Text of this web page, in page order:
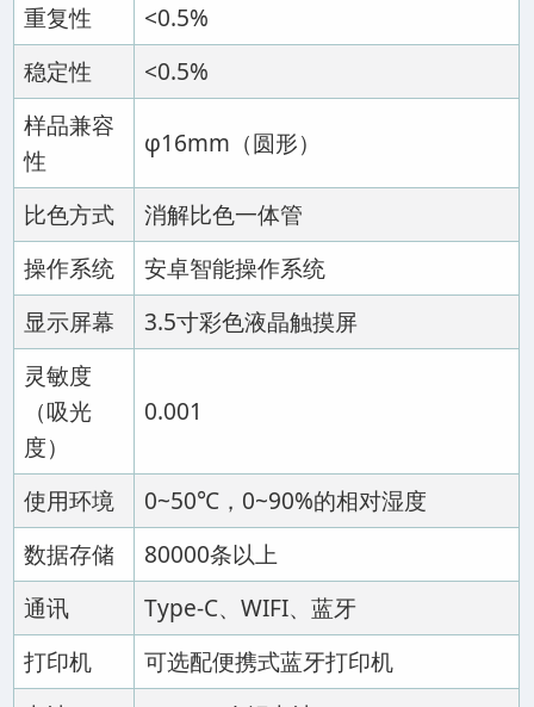
重复性
<0.5%
稳定性
<0.5%
样品兼容
性
φ16mm（圆形）
比色方式
消解比色一体管
操作系统
安卓智能操作系统
显示屏幕
3.5寸彩色液晶触摸屏
灵敏度
（吸光
度）
0.001
使用环境
0~50℃，0~90%的相对湿度
数据存储
80000条以上
通讯
Type-C、WIFI、蓝牙
打印机
可选配便携式蓝牙打印机